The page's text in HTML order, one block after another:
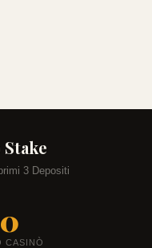
3 Depositi
CASINÒ